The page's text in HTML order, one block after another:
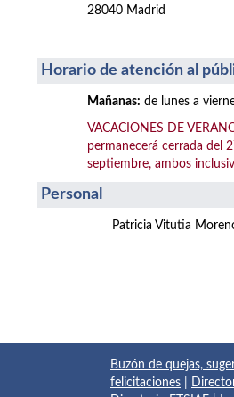
28040 Madrid
Horario de atención al
Mañanas: de lunes a
VACACIONES DE
permanecerá cerrada del
septiembre, ambos
Personal
Patricia Vitutia
Buzón de quejas,
felicitaciones